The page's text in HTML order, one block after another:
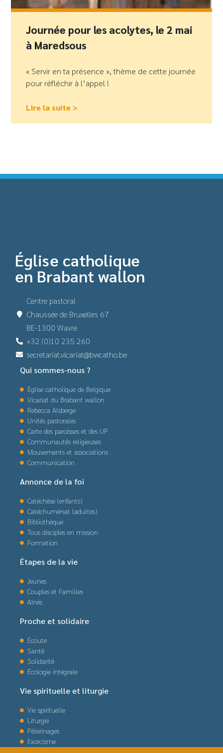
Journée pour les acolytes, le 2 mai
à Maredsous
« Servir en ta présence », thème de cette journée
pour réfléchir à l’appel !
Lire la suite >
Église catholique
en Brabant wallon
Centre pastoral
Chaussée de Bruxelles 67
BE-1300 Wavre
+32 (0)10 235 260
secretariat.vicariat@bwcatho.be
Qui sommes-nous ?
Église catholique de Belgique
Vicariat du Brabant wallon
Rebecca Alsberge
Unités pastorales
Carte des paroisses et des UP
Communautés religieuses
Mouvements et associations
Communication
Annonce de la foi
Catéchèse (enfants)
Catéchuménat (adultes)
Bibliothèque
Tous disciples en mission
Formation
Étapes de la vie
Jeunes
Couples et Familles
Aînés
Proche et solidaire
Écoute
Santé
Solidarité
Écologie intégrale
Vie spirituelle et liturgie
Vie spirituelle
Liturgie
Pèlerinages
Exorcisme